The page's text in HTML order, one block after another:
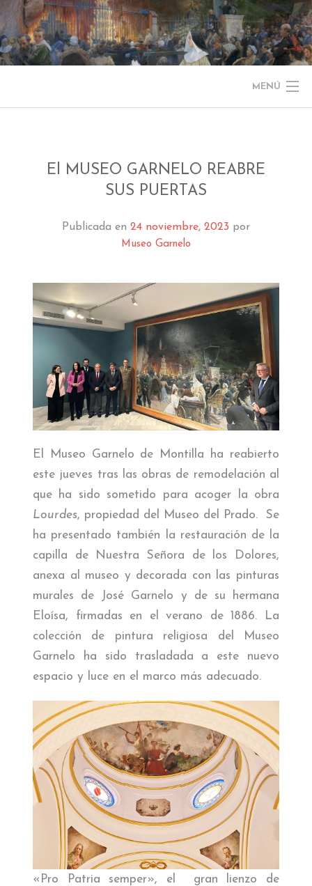
Saltar
contenido
MENÚ
EL MUSEO
J. GARNELO
INFORMACIÓN
AMIGOS DEL MUSEO
El MUSEO GARNELO REABRE
SUS PUERTAS
Publicada en 24 noviembre, 2023 por
Museo Garnelo
El Museo Garnelo de Montilla ha reabierto
este jueves tras las obras de remodelación al
que ha sido sometido para acoger la obra
Lourdes, propiedad del Museo del Prado. Se
ha presentado también la restauración de la
capilla de Nuestra Señora de los Dolores,
anexa al museo y decorada con las pinturas
murales de José Garnelo y de su hermana
Eloísa, firmadas en el verano de 1886. La
colección de pintura religiosa del Museo
Garnelo ha sido trasladada a este nuevo
espacio y luce en el marco más adecuado.
«Pro Patria semper», el gran lienzo de